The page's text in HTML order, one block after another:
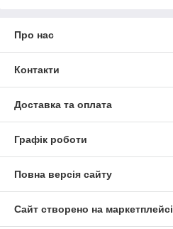
Про нас
Контакти
Доставка та оплата
Графік роботи
Повна версія сайту
Сайт створено на маркетплейсі